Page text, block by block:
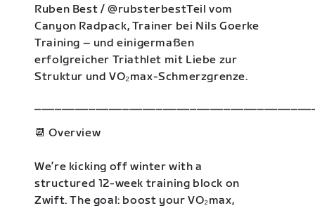
Ruben Best / @rubsterbestTeil vom
Canyon Radpack, Trainer bei Nils Goerke
Training – und einigermaßen
erfolgreicher Triathlet mit Liebe zur
Struktur und VO₂max-Schmerzgrenze.
📆 Overview
We’re kicking off winter with a
structured 12-week training block on
Zwift. The goal: boost your VO₂max,